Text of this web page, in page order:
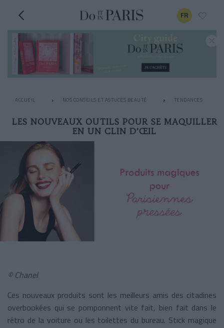
FR
ACCUEIL NOS CONSEILS ET ASTUCES BEAUTÉ TENDANCES
LES NOUVEAUX OUTILS POUR SE MAQUILLER
EN UN CLIN D’ŒIL
© Chanel
Ces nouveaux produits sont les meilleurs amis des citadines
overbookées qui se pomponnent vite fait, bien fait dans le
rétro de la voiture ou les toilettes du bureau. Stick magique